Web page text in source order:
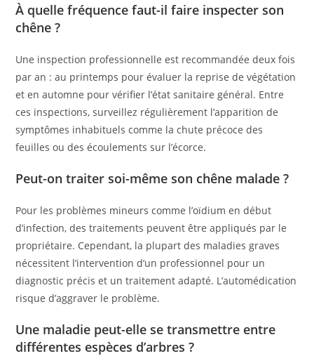
À quelle fréquence faut-il faire inspecter son
chêne ?
Une inspection professionnelle est recommandée deux fois
par an : au printemps pour évaluer la reprise de végétation
et en automne pour vérifier l’état sanitaire général. Entre
ces inspections, surveillez régulièrement l’apparition de
symptômes inhabituels comme la chute précoce des
feuilles ou des écoulements sur l’écorce.
Peut-on traiter soi-même son chêne malade ?
Pour les problèmes mineurs comme l’oïdium en début
d’infection, des traitements peuvent être appliqués par le
propriétaire. Cependant, la plupart des maladies graves
nécessitent l’intervention d’un professionnel pour un
diagnostic précis et un traitement adapté. L’automédication
risque d’aggraver le problème.
Une maladie peut-elle se transmettre entre
différentes espèces d’arbres ?